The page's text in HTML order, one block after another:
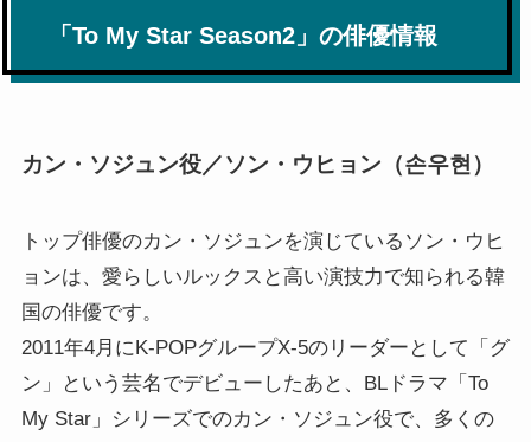
「To My Star Season2」の俳優情報
カン・ソジュン役／ソン・ウヒョン（손우현）
トップ俳優のカン・ソジュンを演じているソン・ウヒ
ョンは、愛らしいルックスと高い演技力で知られる韓
国の俳優です。
2011年4月にK-POPグループX-5のリーダーとして「グ
ン」という芸名でデビューしたあと、BLドラマ「To
My Star」シリーズでのカン・ソジュン役で、多くの